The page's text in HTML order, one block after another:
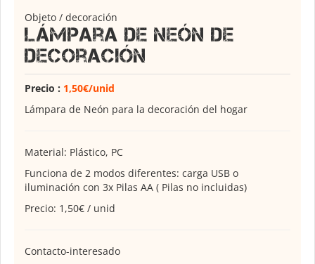
Objeto / decoración
Lámpara de Neón de
Decoración
Precio : 1,50€/unid
Lámpara de Neón para la decoración del hogar
Material: Plástico, PC
Funciona de 2 modos diferentes: carga USB o
iluminación con 3x Pilas AA ( Pilas no incluidas)
Precio: 1,50€ / unid
Contacto-interesado